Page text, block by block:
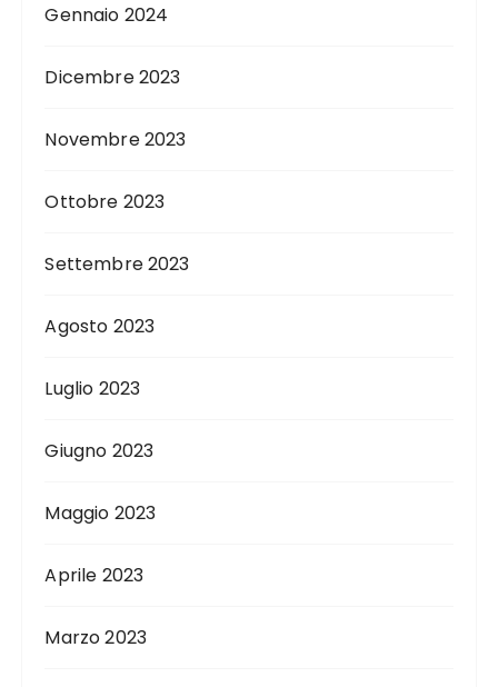
Gennaio 2024
Dicembre 2023
Novembre 2023
Ottobre 2023
Settembre 2023
Agosto 2023
Luglio 2023
Giugno 2023
Maggio 2023
Aprile 2023
Marzo 2023